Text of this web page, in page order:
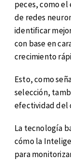
peces, como
de redes
identificar
con base en
crecimiento
Esto, como
selección,
efectividad del
La tecnología
cómo la
para